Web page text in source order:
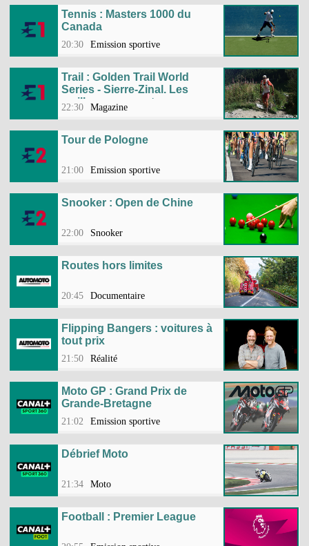
Tennis : Masters 1000 du
Canada
20:30 Emission sportive
Trail : Golden Trail World
Series - Sierre-Zinal. Les
meilleurs moments
22:30 Magazine
Tour de Pologne
21:00 Emission sportive
Snooker : Open de Chine
22:00 Snooker
Routes hors limites
20:45 Documentaire
Flipping Bangers : voitures à
tout prix
21:50 Réalité
Moto GP : Grand Prix de
Grande-Bretagne
21:02 Emission sportive
Débrief Moto
21:34 Moto
Football : Premier League